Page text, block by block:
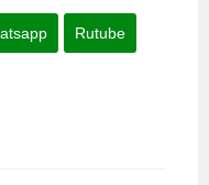
Rutube